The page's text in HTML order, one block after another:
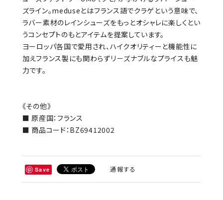
ズライン。meduseとはフランス語でクラゲという意味で、
ラバー素材のレインシューズをもっとオシャレに楽しくとい
うコンセプトのもとアイテムを提案しています。
ヨーロッパ各国で愛用され、ハイクオリティーと機能性に
加えフランス製にも関わらずリ－ズナブルなプライスも魅
力です。
《その他》
■ 原産国：フランス
■ 商品コード：BZ69412002
Save 通報する